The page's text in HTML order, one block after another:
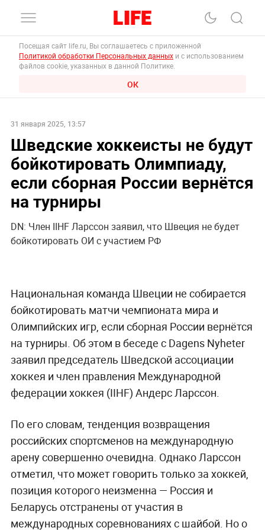
Посещая сайт life.ru, Вы соглашаетесь с приложенной
Политикой обработки Персональных данных и с использованием
файлов cookie, указанных в данной Политике.
ОК
31 января 2025, 13:57
Шведские хоккеисты не будут
бойкотировать Олимпиаду,
если сборная России вернётся
на турниры
DN: Член IIHF Ларссон заявил, что Швеция не будет
бойкотировать ОИ с участием РФ
Национальная команда Швеции не собирается
бойкотировать матчи чемпионата мира и
Олимпийских игр, если сборная России вернётся
на турниры. Об этом в беседе с Dagens Nyheter
заявил председатель Шведской ассоциации
хоккея и член правления Международной
федерации хоккея (IIHF) Андерс Ларссон.
По его словам, тенденция возвращения
российских спортсменов на международную
арену совершенно очевидна. Однако Ларссон
отметил, что может говорить только за хоккей,
позиция которого неизменна — Россия и
Беларусь отстранены от участия в
международных соревнованиях с шайбой. Но о